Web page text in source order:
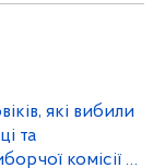
які вибили
та
комісії у